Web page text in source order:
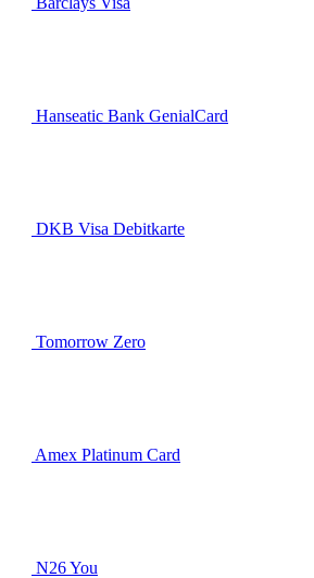
Hanseatic Bank GenialCard
DKB Visa Debitkarte
Tomorrow Zero
Amex Platinum Card
N26 You